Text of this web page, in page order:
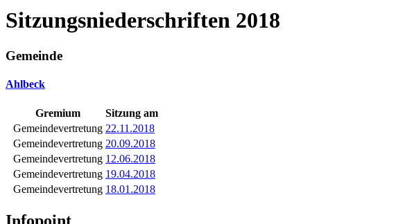
Sitzungsniederschriften 2018
Gemeinde
Ahlbeck
Gremium
Sitzung am
Gemeindevertretung 22.11.2018
Gemeindevertretung 20.09.2018
Gemeindevertretung 12.06.2018
Gemeindevertretung 19.04.2018
Gemeindevertretung 18.01.2018